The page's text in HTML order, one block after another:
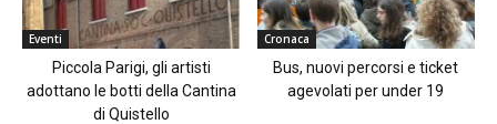
Eventi
Piccola Parigi, gli artisti
adottano le botti della Cantina
di Quistello
Cronaca
Bus, nuovi percorsi e ticket
agevolati per under 19